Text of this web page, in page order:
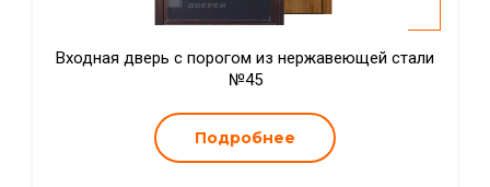
Входная дверь с порогом из нержавеющей стали
№45
Подробнее